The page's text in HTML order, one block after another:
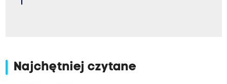
Najchętniej czytane